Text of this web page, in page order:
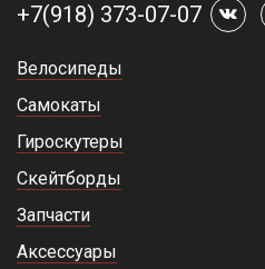
+7(918) 373-07-07
Велосипеды
Самокаты
Гироскутеры
Скейтборды
Запчасти
Аксессуары